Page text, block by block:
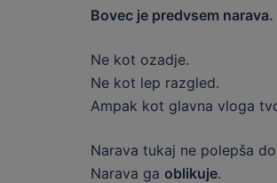
Bovec je predvsem narava.
Ne kot ozadje.
Ne kot lep razgled.
Ampak kot glavna vloga
Narava tukaj ne polepša
Narava ga oblikuje.